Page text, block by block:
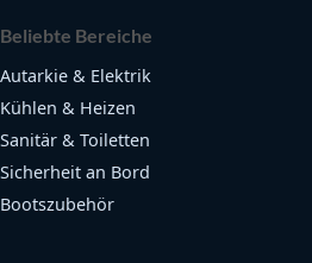
Beliebte Bereiche
Autarkie & Elektrik
Kühlen & Heizen
Sanitär & Toiletten
Sicherheit an Bord
Bootszubehör